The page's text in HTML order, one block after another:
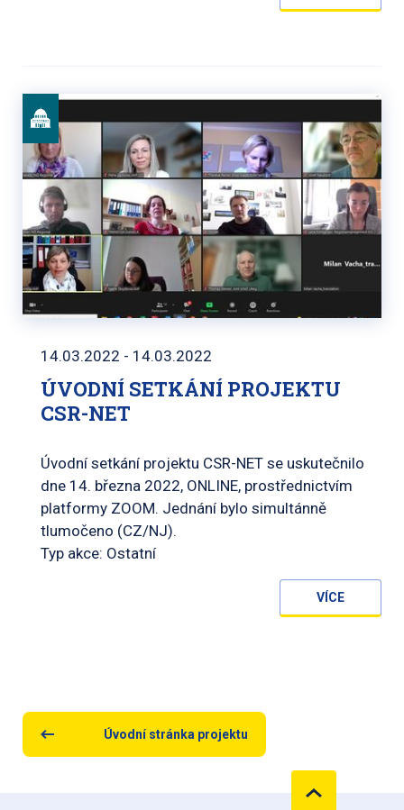
14.03.2022 - 14.03.2022
ÚVODNÍ SETKÁNÍ PROJEKTU
CSR-NET
Úvodní setkání projektu CSR-NET se uskutečnilo
dne 14. března 2022, ONLINE, prostřednictvím
platformy ZOOM. Jednání bylo simultánně
tlumočeno (CZ/NJ).
Typ akce: Ostatní
VÍCE
Úvodní stránka projektu